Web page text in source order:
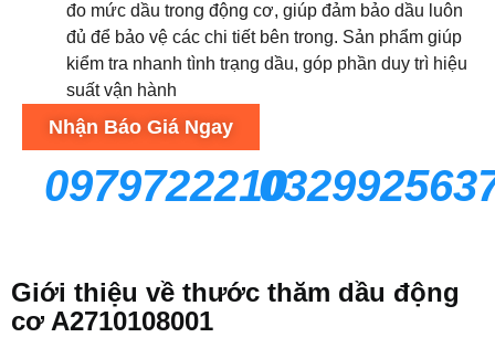
đo mức dầu trong động cơ, giúp đảm bảo dầu luôn
đủ để bảo vệ các chi tiết bên trong. Sản phẩm giúp
kiểm tra nhanh tình trạng dầu, góp phần duy trì hiệu
suất vận hành
Nhận Báo Giá Ngay
0979722210
Giới thiệu về thước thăm dầu động
cơ A2710108001